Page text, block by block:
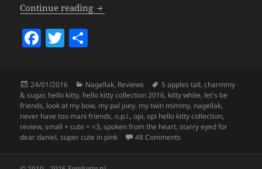
Continue reading O.P.I Hello Kitty Collection.
F
c
e
b
o
T
itt
er
a
re
Posted
on
24/01/2016 Categories
Nagellak, Reviews Tags
5 apples tall,charmmy
& sugar, hello kitty, hello kitty collection 2016, kitty white, let's be
friends, look at my bow, my pal joey, my twin mimmy, nagellak,
never have too mani friends,o.p.i.,opi,opi hello kitty collection,
review,small + cute = <3,spoken from the heart,starry eyed for
dear daniel,super cute in pink 48 Comments